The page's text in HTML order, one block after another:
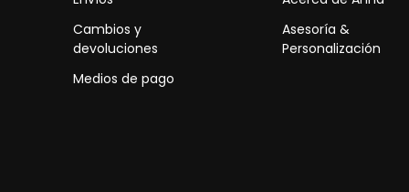
Cambios y
devoluciones
Medios de pago
Asesoría &
Personalización